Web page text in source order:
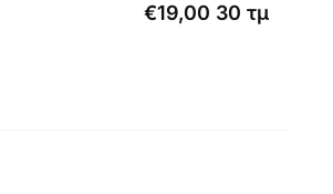
€19,00 30 τμ